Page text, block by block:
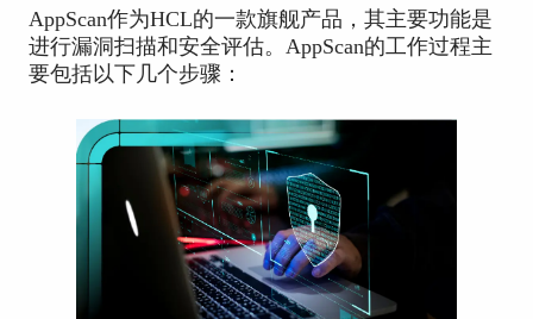
AppScan作为HCL的一款旗舰产品，其主要功能是
进行漏洞扫描和安全评估。AppScan的工作过程主
要包括以下几个步骤：